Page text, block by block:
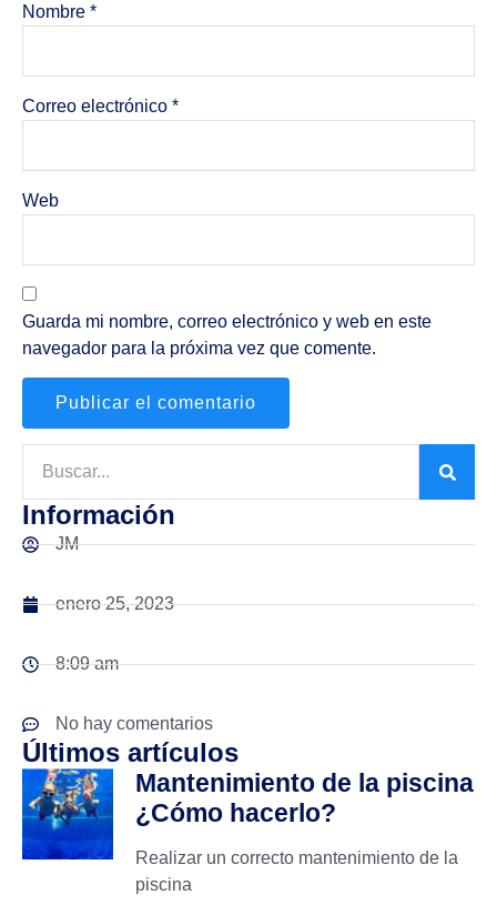
Nombre *
Correo electrónico *
Web
Guarda mi nombre, correo electrónico y web en este
navegador para la próxima vez que comente.
Información
JM
enero 25, 2023
8:09 am
No hay comentarios
Últimos artículos
Mantenimiento de la piscina
¿Cómo hacerlo?
Realizar un correcto mantenimiento de la
piscina